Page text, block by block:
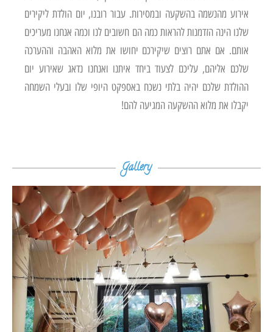
אירוע מהנשמה בהשקעה ובמסירות. עבור רובנו, יום הולדת ליקירים
שלנו הינה הזדמנות להראות כמה הם חשובים לנו וכמה אנחנו מעריכים
אותם. אם אתם רוצים שיקירכם יחושו את מלוא האהבה וההערכה
שלכם אליהם, עליכם לצעוד ביחד איתנו ואנחנו נדאג שאירוע יום
ההולדת שלכם יהיה בלתי נשכח באספקט היופי שלו ובעלי השמחה
יקבלו את מלוא ההשקעה המגיעה להם!
Gallery